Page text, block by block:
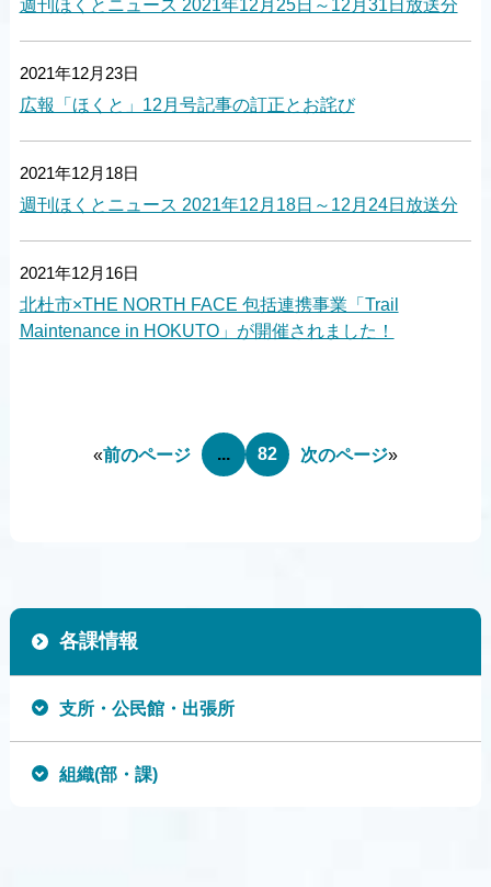
週刊ほくとニュース 2021年12月25日～12月31日放送分
2021年12月23日
広報「ほくと」12月号記事の訂正とお詫び
2021年12月18日
週刊ほくとニュース 2021年12月18日～12月24日放送分
2021年12月16日
北杜市×THE NORTH FACE 包括連携事業「Trail
Maintenance in HOKUTO」が開催されました！
«前のページ ... 82 次のページ»
各課情報
支所・公民館・出張所
組織(部・課)